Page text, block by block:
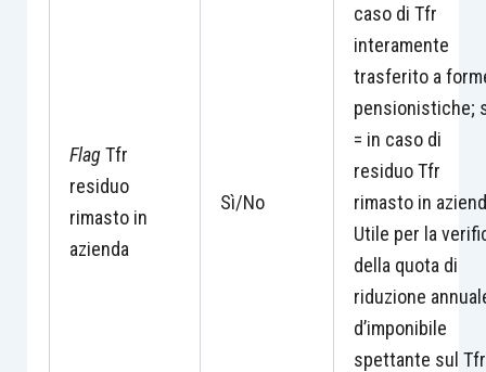
FlagTfr
residuo
rimasto in
azienda
Sì/No
caso di Tfr
interamente
trasferito a
pensionistiche;
= in caso di
residuo Tfr
rimasto in
Utile per la
della quota di
riduzione
d’imponibile
spettante sul Tfr